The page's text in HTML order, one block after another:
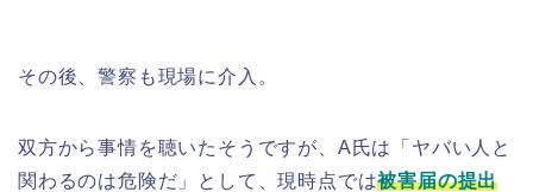
その後、警察も現場に介入。
双方から事情を聴いたそうですが、A氏は「ヤバい人と
関わるのは危険だ」として、現時点では被害届の提出